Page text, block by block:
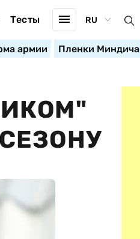
Тесты RU
армии Пленки Миндича